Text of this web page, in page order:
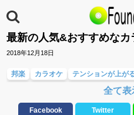
最新の人気&おすすめなカ
2018年12月18日
邦楽 カラオケ テンションが上が
元気が出る歌・やる気が出る曲・明
人気曲&おすすめ 応援ソング ラ
全て表
Facebook Twitter